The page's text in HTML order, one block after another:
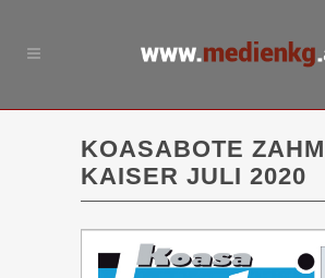
KOASABOTE
KAISER JULI 2020